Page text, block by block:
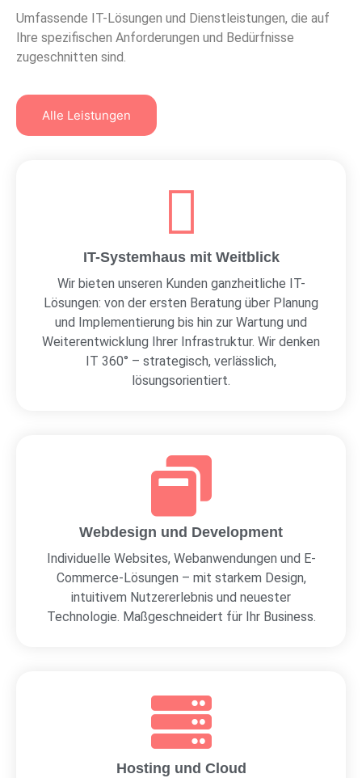
Umfassende IT-Lösungen und Dienstleistungen, die auf
Ihre spezifischen Anforderungen und Bedürfnisse
zugeschnitten sind.
Alle Leistungen
IT-Systemhaus mit Weitblick
Wir bieten unseren Kunden ganzheitliche IT-
Lösungen: von der ersten Beratung über Planung
und Implementierung bis hin zur Wartung und
Weiterentwicklung Ihrer Infrastruktur. Wir denken
IT 360° – strategisch, verlässlich,
lösungsorientiert.
Webdesign und Development
Individuelle Websites, Webanwendungen und E-
Commerce-Lösungen – mit starkem Design,
intuitivem Nutzererlebnis und neuester
Technologie. Maßgeschneidert für Ihr Business.
Hosting und Cloud